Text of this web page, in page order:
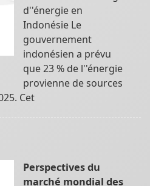
d''énergie en
Indonésie Le
gouvernement
indonésien a prévu
que 23 % de l''énergie
provienne de sources
Cet
Perspectives du
marché mondial des